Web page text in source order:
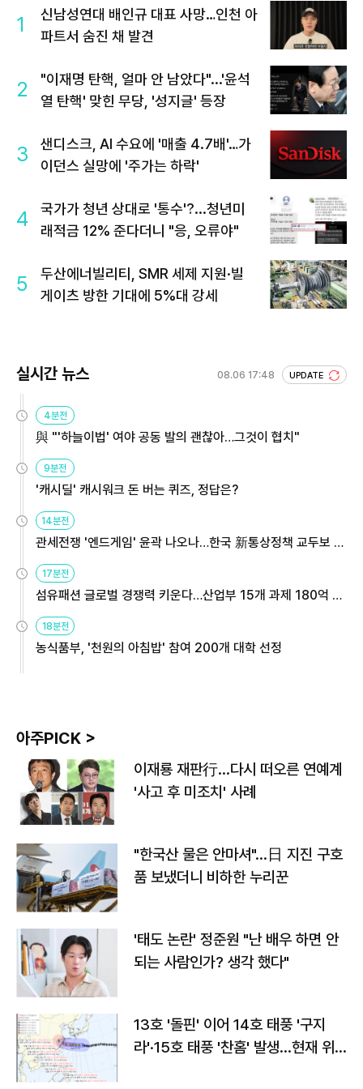
1
신남성연대 배인규 대표 사망…인천 아
파트서 숨진 채 발견
2
"이재명 탄핵, 얼마 안 남았다"...'윤석
열 탄핵' 맞힌 무당, '성지글' 등장
3
샌디스크, AI 수요에 '매출 4.7배'…가
이던스 실망에 '주가는 하락'
4
국가가 청년 상대로 '통수'?...청년미
래적금 12% 준다더니 "응, 오류야"
5
두산에너빌리티, SMR 세제 지원·빌
게이츠 방한 기대에 5%대 강세
실시간 뉴스 08.06 17:48 UPDATE
4분전
與 "'하늘이법' 여야 공동 발의 괜찮아…그것이 협치"
9분전
'캐시딜' 캐시워크 돈 버는 퀴즈, 정답은?
14분전
관세전쟁 '엔드게임' 윤곽 나오나…한국 新통상정책 교두보 활
17분전
섬유패션 글로벌 경쟁력 키운다…산업부 15개 과제 180억 지
18분전
농식품부, '천원의 아침밥' 참여 200개 대학 선정
아주PICK >
이재룡 재판行…다시 떠오른 연예계
'사고 후 미조치' 사례
"한국산 물은 안마셔"…日 지진 구호
품 보냈더니 비하한 누리꾼
'태도 논란' 정준원 "난 배우 하면 안
되는 사람인가? 생각 했다"
13호 '돌핀' 이어 14호 태풍 '구지
라'·15호 태풍 '찬홈' 발생…현재 위